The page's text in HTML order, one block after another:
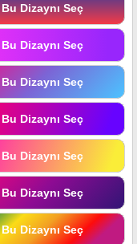
Bu Dizaynı Seç
Bu Dizaynı Seç
Bu Dizaynı Seç
Bu Dizaynı Seç
Bu Dizaynı Seç
Bu Dizaynı Seç
Bu Dizaynı Seç